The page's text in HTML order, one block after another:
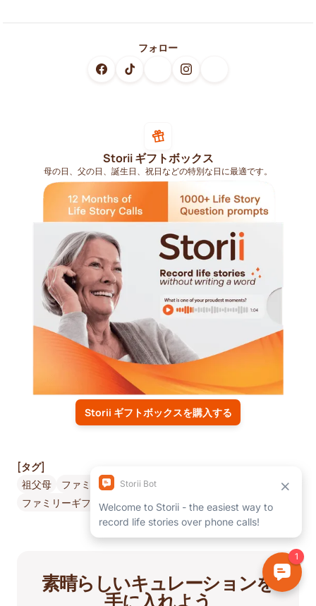
フォロー
Storii ギフトボックス
母の日、父の日、誕生日、祝日などの特別な日に最適です。
Storii ギフトボックスを購入する
[タグ]
祖父母
ファミリーコネクティビティ
ファミリーギフトのアイデア
父の日 Connection Storii
素晴らしいキュレーションを